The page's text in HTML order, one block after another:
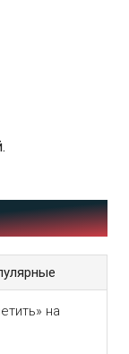
на